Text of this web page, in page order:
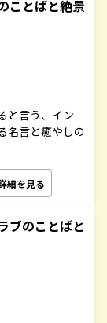
ことばと絶景
と言う、イン
名言と癒やしの
細を見る
ブのことばと